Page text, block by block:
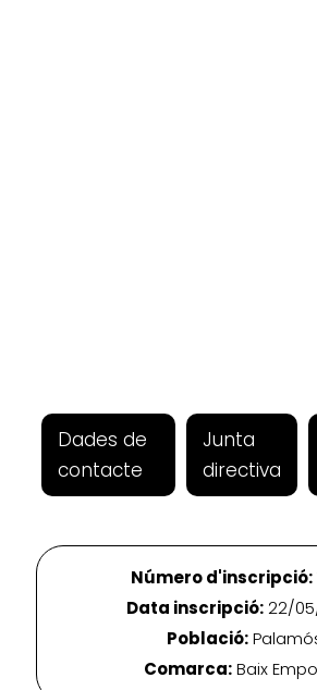
Dades de
contacte
Junta
directiva
Número d'inscripció:
Data inscripció:22/
Població:
Comarca:Baix